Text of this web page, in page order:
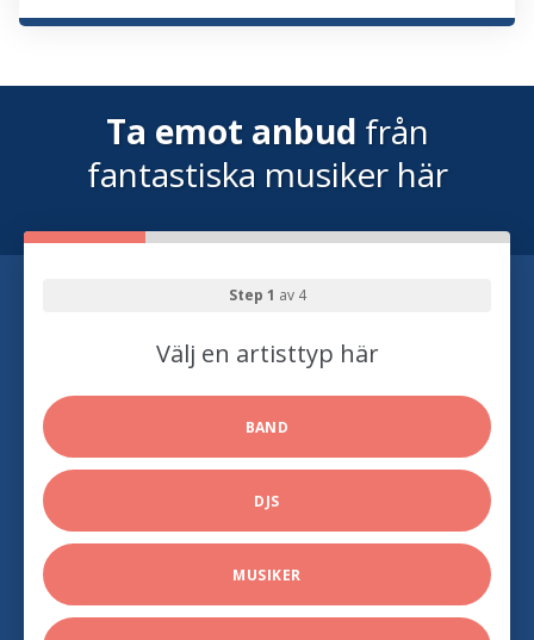
Ta emot anbud från
fantastiska musiker här
Step 1 av 4
Välj en artisttyp här
BAND
DJS
MUSIKER